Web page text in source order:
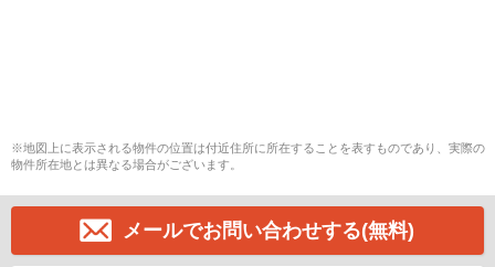
※地図上に表示される物件の位置は付近住所に所在することを表すものであり、実際の
物件所在地とは異なる場合がございます。
メールでお問い合わせする(無料)